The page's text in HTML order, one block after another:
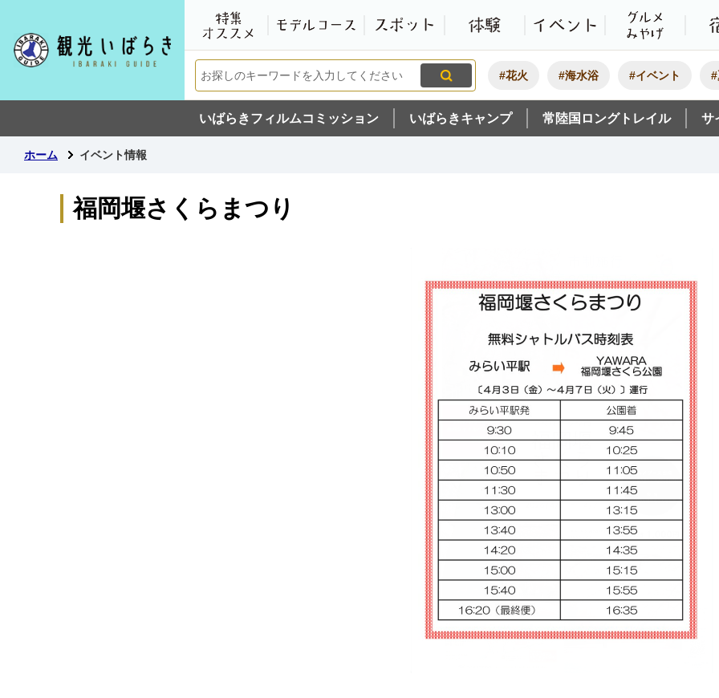
観光いばらき公式ホームペ
特集・オススメ
モデルコーススポット 体験
#花火 #海水浴 #イベント
いばらきフィルムコミッション いばらきキャンプ 常陸国ロングトレイル サ
ホーム イベント情報
福岡堰さくらまつり